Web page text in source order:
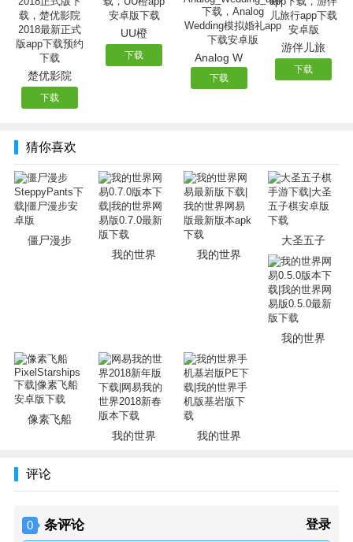
交平台
-记录最近一起玩过的玩家，在添加好友时推荐给你，更好的
服务你的游戏圈子
楚优影院
下载
UU橙
下载 Analog W
下载
游伴儿旅
下载
猜你喜欢
僵尸漫步
我的世界
我的世界
大圣五子
我的世界
像素飞船
我的世界
我的世界
评论
0 条评论 登录